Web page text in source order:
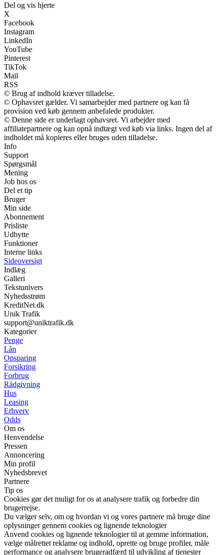
Del og vis hjerte
X
Facebook
Instagram
LinkedIn
YouTube
Pinterest
TikTok
Mail
RSS
© Brug af indhold kræver tilladelse.
© Ophavsret gælder. Vi samarbejder med partnere og kan få
provision ved køb gennem anbefalede produkter.
© Denne side er underlagt ophavsret. Vi arbejder med
affiliatepartnere og kan opnå indtægt ved køb via links. Ingen del af
indholdet må kopieres eller bruges uden tilladelse.
Info
Support
Spørgsmål
Mening
Job hos os
Del et tip
Bruger
Min side
Abonnement
Prisliste
Udbytte
Funktioner
Interne links
Sideoversigt
Indlæg
Galleri
Tekstunivers
Nyhedsstrøm
KreditNet.dk
Unik Trafik
support@uniktrafik.dk
Kategorier
Penge
Lån
Opsparing
Forsikring
Forbrug
Rådgivning
Hus
Leasing
Erhverv
Odds
Om os
Henvendelse
Pressen
Annoncering
Min profil
Nyhedsbrevet
Partnere
Tip os
Cookies gør det muligt for os at analysere trafik og forbedre din
brugerrejse.
Du vælger selv, om og hvordan vi og vores partnere må bruge dine
oplysninger gennem cookies og lignende teknologier
Anvend cookies og lignende teknologier til at gemme information,
vælge målrettet reklame og indhold, oprette og bruge profiler, måle
performance og analysere brugeradfærd til udvikling af tjenester